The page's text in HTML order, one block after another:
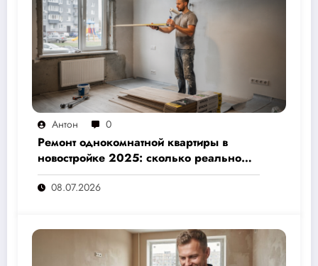
Антон 0
Ремонт однокомнатной квартиры в
новостройке 2025: сколько реально
стоит и как не переплатить — полный
расчёт от 500 000 рублей
08.07.2026